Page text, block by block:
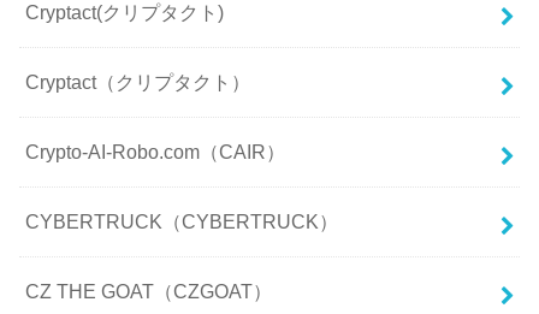
Cryptact(クリプタクト)
Cryptact（クリプタクト）
Crypto-AI-Robo.com（CAIR）
CYBERTRUCK（CYBERTRUCK）
CZ THE GOAT（CZGOAT）